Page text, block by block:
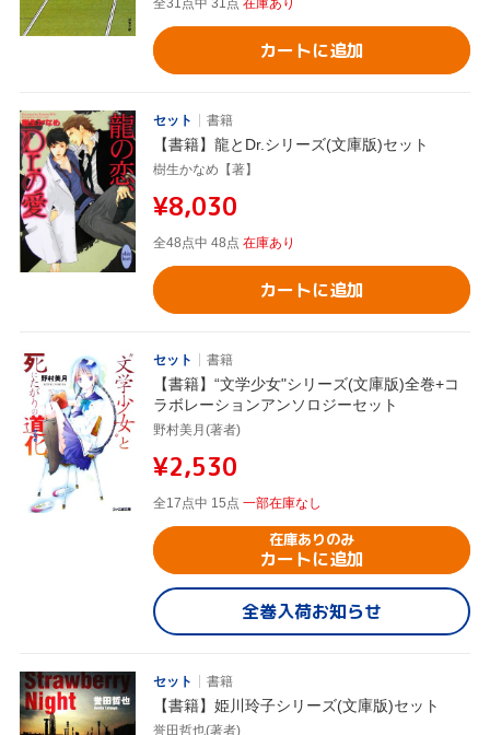
全31点中 31点 在庫あり
カートに追加
セット 書籍
【書籍】龍とDr.シリーズ(文庫版)セット
樹生かなめ【著】
¥8,030
全48点中 48点 在庫あり
カートに追加
セット 書籍
【書籍】“文学少女"シリーズ(文庫版)全巻+コ
ラボレーションアンソロジーセット
野村美月(著者)
¥2,530
全17点中 15点 一部在庫なし
在庫ありのみ
カートに追加
全巻入荷お知らせ
セット 書籍
【書籍】姫川玲子シリーズ(文庫版)セット
誉田哲也(著者)